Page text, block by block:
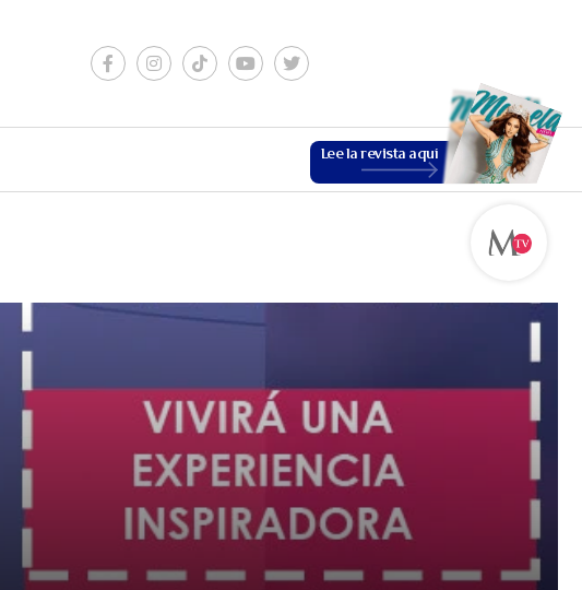
Lee la revista aquí
ESTILO DE VIDA
VER MÁS